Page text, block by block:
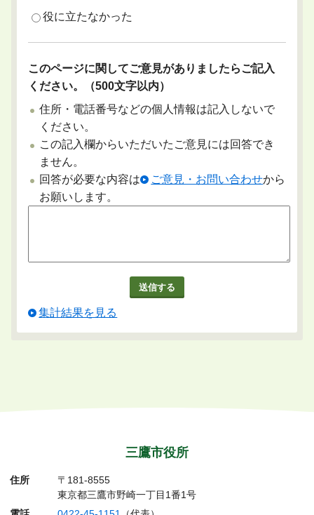
役に立たなかった
このページに関してご意見がありましたらご記入
ください。（500文字以内）
住所・電話番号などの個人情報は記入しないで
ください。
この記入欄からいただいたご意見には回答でき
ません。
回答が必要な内容は
ご意見・お問い合わせから
お願いします。
集計結果を見る
三鷹市役所
住所
〒181-8555
東京都三鷹市野崎一丁目1番1号